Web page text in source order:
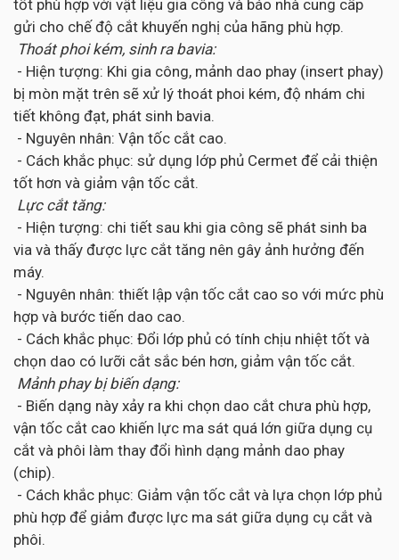
tốt phù hợp với vật liệu gia công và báo nhà cung cấp
gửi cho chế độ cắt khuyến nghị của hãng phù hợp.
Thoát phoi kém, sinh ra bavia:
- Hiện tượng: Khi gia công, mảnh dao phay (insert phay)
bị mòn mặt trên sẽ xử lý thoát phoi kém, độ nhám chi
tiết không đạt, phát sinh bavia.
- Nguyên nhân: Vận tốc cắt cao.
- Cách khắc phục: sử dụng lớp phủ Cermet để cải thiện
tốt hơn và giảm vận tốc cắt.
Lực cắt tăng:
- Hiện tượng: chi tiết sau khi gia công sẽ phát sinh ba
via và thấy được lực cắt tăng nên gây ảnh hưởng đến
máy.
- Nguyên nhân: thiết lập vận tốc cắt cao so với mức phù
hợp và bước tiến dao cao.
- Cách khắc phục: Đổi lớp phủ có tính chịu nhiệt tốt và
chọn dao có lưỡi cắt sắc bén hơn, giảm vận tốc cắt.
Mảnh phay bị biến dạng:
- Biến dạng này xảy ra khi chọn dao cắt chưa phù hợp,
vận tốc cắt cao khiến lực ma sát quá lớn giữa dụng cụ
cắt và phôi làm thay đổi hình dạng mảnh dao phay
(chip).
- Cách khắc phục: Giảm vận tốc cắt và lựa chọn lớp phủ
phù hợp để giảm được lực ma sát giữa dụng cụ cắt và
phôi.